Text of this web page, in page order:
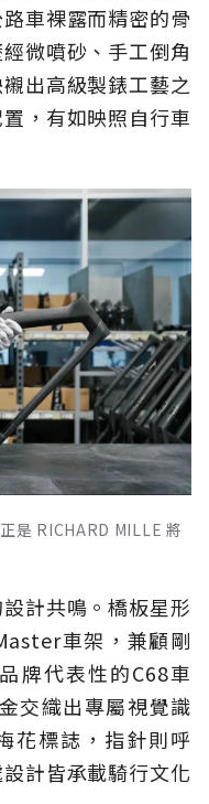
車裸露而精密的骨
微噴砂、手工倒角
出高級製錶工藝之
，有如映照自行車
是 RICHARD MILLE 將
計共鳴。橋板星形
車架，兼顧剛
牌代表性的C68車
交織出專屬視覺識
花標誌，指針則呼
計皆承載騎行文化